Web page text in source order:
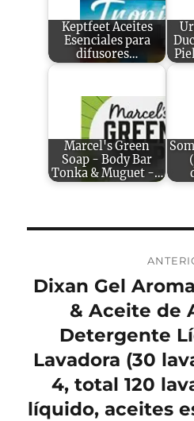
Keptfeet Aceites
Esenciales para
difusores…
Marcel's Green
Soap - Body Bar
Tonka & Muguet -…
de
entradas
Entrada
anterior:
Dixan Gel
& Aceite de
Detergente
Lavadora (30
4, total 120
líquido, aceites